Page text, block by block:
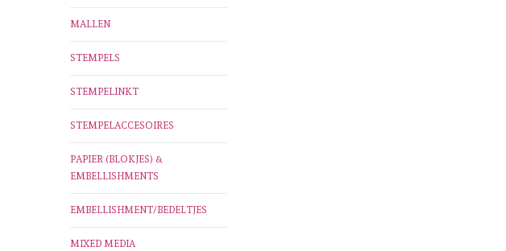
MALLEN
STEMPELS
STEMPELINKT
STEMPELACCESOIRES
PAPIER (BLOKJES) &
EMBELLISHMENTS
EMBELLISHMENT/BEDELTJES
MIXED MEDIA